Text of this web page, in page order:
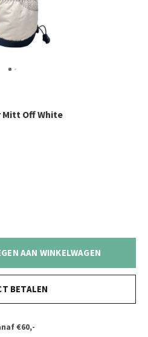
Off White
AAN WINKELWAGEN
BETALEN
€60,-